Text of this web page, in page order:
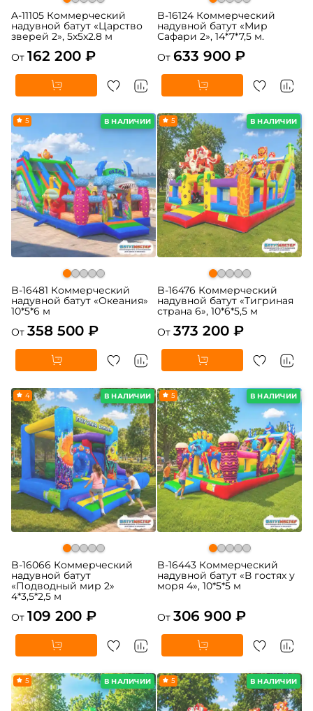
A-11105 Коммерческий
надувной батут «Царство
зверей 2», 5x5x2.8 м
От 162 200 ₽
B-16124 Коммерческий
надувной батут «Мир
Сафари 2», 14*7*7,5 м.
От 633 900 ₽
В НАЛИЧИИ
5
B-16481 Коммерческий
надувной батут «Океания»
10*5*6 м
От 358 500 ₽
В НАЛИЧИИ
5
B-16476 Коммерческий
надувной батут «Тигриная
страна 6», 10*6*5,5 м
От 373 200 ₽
В НАЛИЧИИ
4
B-16066 Коммерческий
надувной батут
«Подводный мир 2»
4*3,5*2,5 м
От 109 200 ₽
В НАЛИЧИИ
5
B-16443 Коммерческий
надувной батут «В гостях у
моря 4», 10*5*5 м
От 306 900 ₽
В НАЛИЧИИ
5 В НАЛИЧИИ
5